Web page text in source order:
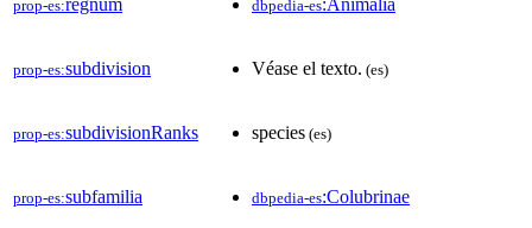
prop-es: dbpedia-es
prop-es:subdivision Véase el texto. (es)
prop-es:subdivisionRanks species (es)
prop-es:subfamilia dbpedia-es:Colubrinae